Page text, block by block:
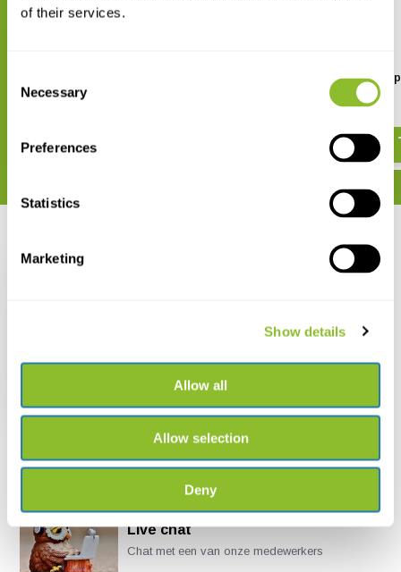
of their services.
Selection
Necessary
Preferences
Statistics
Marketing
Show details
Allow all
Allow selection
Deny
Euromex
onderhoudsset
Live chat
Chat met een van onze medewerkers